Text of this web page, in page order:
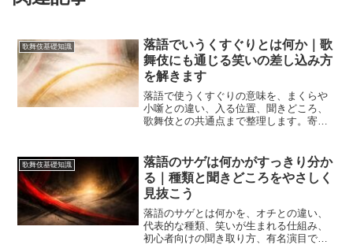
歌舞伎基礎知識
落語でいうくすぐりとは何か｜歌
舞伎にも通じる笑いの差し込み方
を解きます
落語で使うくすぐりの意味を、まくらや
小噺との違い、入る位置、聞きどころ、
歌舞伎との共通点まで整理します。寄席
なく分かります。
歌舞伎基礎知識
落語のサゲは何かがすっきり分か
る｜種類と聞きどころをやさしく
見抜こう
落語のサゲとは何かを、オチとの違い、
代表的な種類、笑いが生まれる仕組み、
初心者向けの聞き取り方、有名演目での